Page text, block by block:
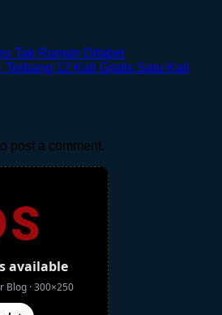
Tak Ramah Difabel
Terbang 12 Kali Gratis Satu Kali
post a comment.